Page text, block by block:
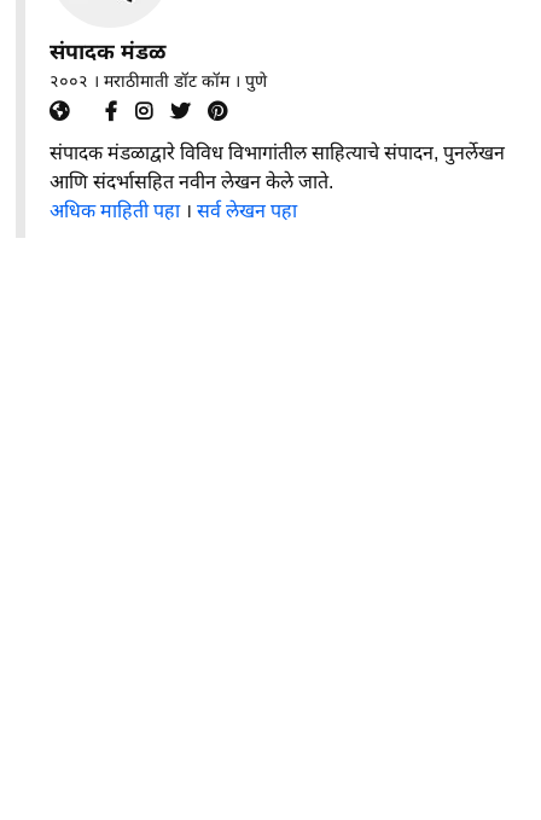
संपादक मंडळ
२००२ । मराठीमाती डॉट कॉम । पुणे
संपादक मंडळाद्वारे विविध विभागांतील साहित्याचे संपादन, पुनर्लेखन
आणि संदर्भासहित नवीन लेखन केले जाते.
अधिक माहिती पहा।सर्व लेखन पहा